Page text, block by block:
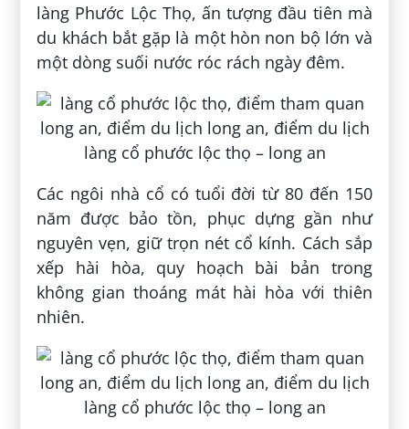
làng Phước Lộc Thọ, ấn tượng đầu tiên mà
du khách bắt gặp là một hòn non bộ lớn và
một dòng suối nước róc rách ngày đêm.
Các ngôi nhà cổ có tuổi đời từ 80 đến 150
năm được bảo tồn, phục dựng gần như
nguyên vẹn, giữ trọn nét cổ kính. Cách sắp
xếp hài hòa, quy hoạch bài bản trong
không gian thoáng mát hài hòa với thiên
nhiên.